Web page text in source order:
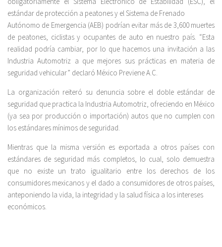
estándar de protección a peatones y el Sistema de Frenado
Autónomo de Emergencia (AEB) podrían evitar más de 3,600 muertes
de peatones, ciclistas y ocupantes de auto en nuestro país. “Esta
realidad podría cambiar, por lo que hacemos una invitación a las
Industria Automotriz a que mejores sus prácticas en materia de
seguridad vehicular” declaró México Previene A.C.
La organización reiteró su denuncia sobre el doble estándar de
seguridad que practica la Industria Automotriz, ofreciendo en México
(ya sea por producción o importación) autos que no cumplen con
los estándares mínimos de seguridad.
Mientras que la misma versión es exportada a otros países con
estándares de seguridad más completos, lo cual, solo demuestra
que no existe un trato igualitario entre los derechos de los
consumidores mexicanos y el dado a consumidores de otros países,
anteponiendo la vida, la integridad y la salud física a los intereses
económicos.